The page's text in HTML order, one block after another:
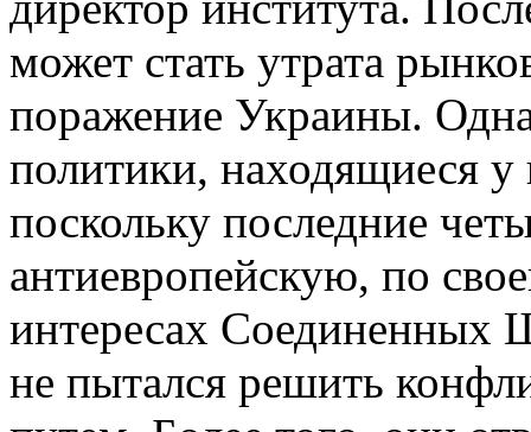
может стать утрата
поражение Украины.
политики, находящиеся
поскольку последние
антиевропейскую, по
интересах Соединенных
не пытался решить